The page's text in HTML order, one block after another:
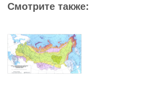
Смотрите также: